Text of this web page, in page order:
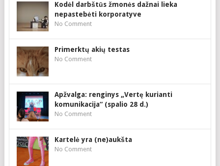
Kodėl darbštūs žmonės dažnai lieka
nepastebėti korporatyve
No Comment
Primerktų akių testas
No Comment
Apžvalga: renginys „Vertę kurianti
komunikacija“ (spalio 28 d.)
No Comment
Kartelė yra (ne)aukšta
No Comment